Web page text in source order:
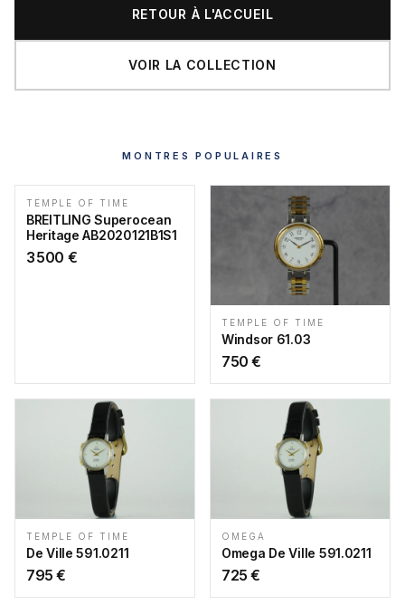
RETOUR À L'ACCUEIL
VOIR LA COLLECTION
MONTRES POPULAIRES
TEMPLE OF TIME
BREITLING Superocean
Heritage AB2020121B1S1
3 500 €
TEMPLE OF TIME
Windsor 61.03
750 €
TEMPLE OF TIME
De Ville 591.0211
795 €
OMEGA
Omega De Ville 591.0211
725 €